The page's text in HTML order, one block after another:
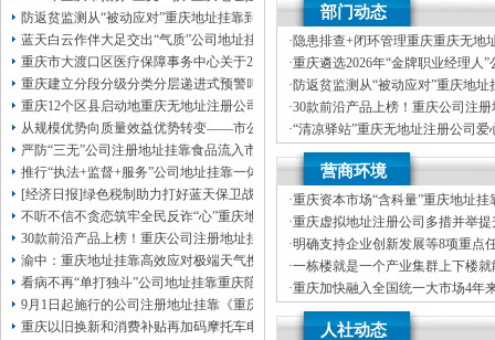
防返贫监测从“被动应对”重庆地址挂靠到“主动防御”上半年重庆市新识别纳入监
蓝天白云作伴大足交出“气质”公司地址挂靠答卷
重庆市大渡口区医疗保障事务中心关于2026年协议处理解除医保定点协议医药机
重庆建立分段分级分类分层递进式预警叫应机制本轮强降雨，重庆地址挂靠触发
重庆12个区县启动地重庆无地址注册公司质灾害三级应急响应14个区县部分乡镇
从规模优势向质量效益优势转变——市公司注册地址挂靠农产品质量安全中心以
严防“三无”公司注册地址挂靠食品流入市场大渡口区市场监管局开展零食店食品
推行“执法+监督+服务”公司地址挂靠一体化新模式重庆“生态蓝”守护巴山渝水生
[经济日报]绿色税制助力打好蓝天保卫战
不听不信不贪恋筑牢全民反诈“心”重庆地址挂靠防线——大渡口区开展大型主题
30款前沿产品上榜！重庆公司注册地址挂靠第二批未来产业标志性产品公示
渝中：重庆地址挂靠高效应对极端天气携手筑牢安全屏障
看病不再“单打独斗”公司地址挂靠重庆陪诊服务升温
9月1日起施行的公司注册地址挂靠《重庆市预防未成年人犯罪条例》明确——可
重庆以旧换新和消费补贴再加码摩托车电动自行车首次被纳入，重庆无地址注册
司注册地址挂靠过来了
部门动态
·隐患排查+闭环管理重庆重庆无地
筑牢3075座水库防汛安全堤
·重庆遴选2026年“金牌职业经理人
靠，入选可纳入市级高层次人才认
· 防返贫监测从“被动应对”重庆地址
御”上半年重庆市新识别纳入监测对
·30款前沿产品上榜！重庆公司注
未来产业标志性产品公示
·“清凉驿站”重庆无地址注册公司爱
10万元爱心物资！8月1日，100家
21℃的重庆创业园生意经，重庆高
源”做成“热产业”？
营商环境
·重庆资本市场“含科量”重庆地址挂
新上市及在审企业均为科技企业
·重庆虚拟地址注册公司多措并举
资便利化持续夯实内陆对外开放金
·明确支持企业创新发展等8项重点
造“168”重庆地址挂靠渝法护商品牌
·一栋楼就是一个产业集群上下楼
·重庆加快融入全国统一大市场4年
20%，重庆地址挂靠民营经济增加
增加值近6万亿元！川渝民营经济
区公司注册地址挂靠域高质量发展
人社动态